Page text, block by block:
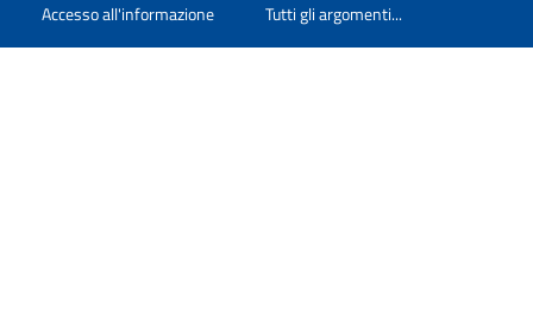
Accesso all'informazione Tutti gli argomenti...